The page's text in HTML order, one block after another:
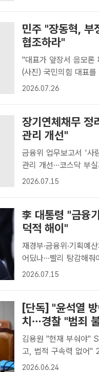
민주 "장동혁, 부
협조하라"
"대표가 앞장서 음모론 퍼뜨리는 행태
(사진) 국민의힘 대표
구했다. /배정한 기자[
2026.07.26
장기연체채무
관리 개선"
금융위 업무보고서 '사
관리 개선…코스닥 부실기업 퇴출 공
29일 오후 서울 종로구
2026.07.15
李 대통령 "금융
덕적 해이"
재경부·금융위·기획예
어딨나…빨리 탕감해줘야" 이재명 대통령이 15일 청와대에서 주재
경제부·국가데이터처·
2026.07.15
[단독] "윤석열
치…경찰 "범죄
김용원 "헌재 부숴야"
고, 법적 구속력 없어" 24일 경찰 등에 따르면 경찰청 3대 특검 특별수사본
부(특수본)는 지난 2월
2026.06.24